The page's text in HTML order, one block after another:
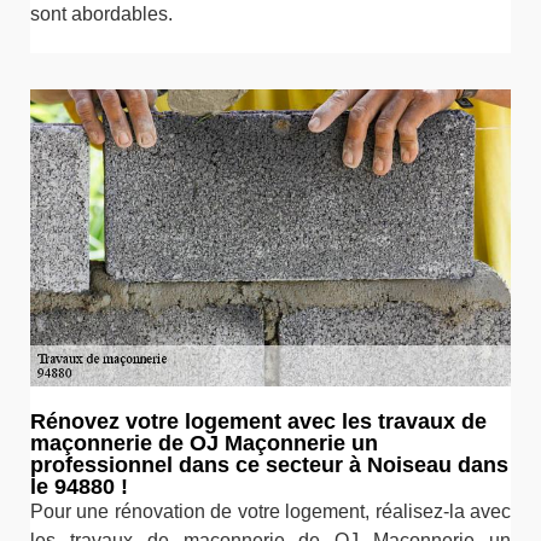
sont abordables.
Rénovez votre logement avec les travaux de
maçonnerie de OJ Maçonnerie un
professionnel dans ce secteur à Noiseau dans
le 94880 !
Pour une rénovation de votre logement, réalisez-la avec